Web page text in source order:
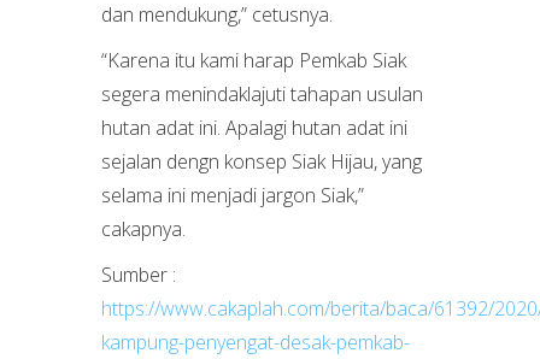
dan mendukung,” cetusnya.
“Karena itu kami harap Pemkab Siak
segera menindaklajuti tahapan usulan
hutan adat ini. Apalagi hutan adat ini
sejalan dengn konsep Siak Hijau, yang
selama ini menjadi jargon Siak,”
cakapnya.
Sumber :
https://www.cakaplah.com/berita/baca/61392/
kampung-penyengat-desak-pemkab-